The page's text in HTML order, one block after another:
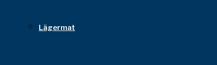
Lägermat